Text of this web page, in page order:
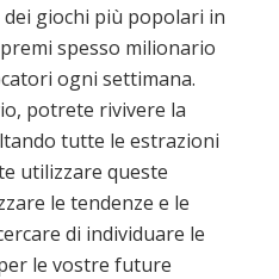
giochi più popolari in
spesso milionario
ogni settimana.
potrete rivivere la
tutte le estrazioni
utilizzare queste
le tendenze e le
di individuare le
le vostre future